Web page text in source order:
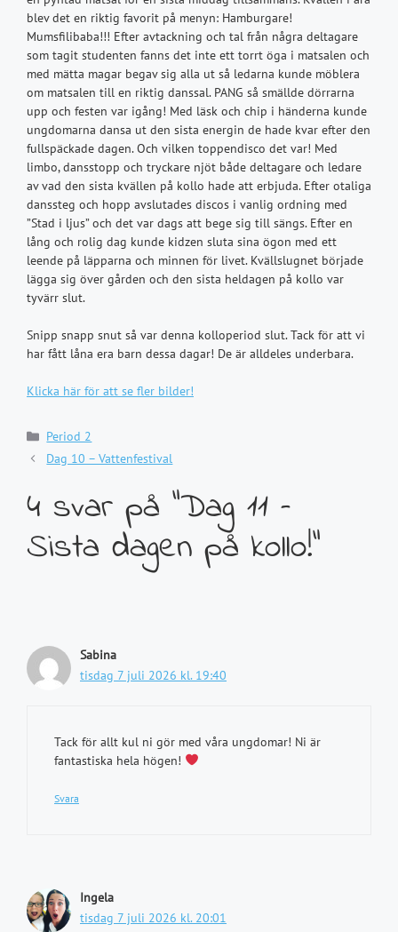
blev det en riktig favorit på menyn: Hamburgare!
Mumsfilibaba!!! Efter avtackning och tal från några deltagare
som tagit studenten fanns det inte ett torrt öga i matsalen och
med mätta magar begav sig alla ut så ledarna kunde möblera
om matsalen till en riktig danssal. PANG så smällde dörrarna
upp och festen var igång! Med läsk och chip i händerna kunde
ungdomarna dansa ut den sista energin de hade kvar efter den
fullspäckade dagen. Och vilken toppendisco det var! Med
limbo, dansstopp och tryckare njöt både deltagare och ledare
av vad den sista kvällen på kollo hade att erbjuda. Efter otaliga
danssteg och hopp avslutades discos i vanlig ordning med
”Stad i ljus” och det var dags att bege sig till sängs. Efter en
lång och rolig dag kunde kidzen sluta sina ögon med ett
leende på läpparna och minnen för livet. Kvällslugnet började
lägga sig över gården och den sista heldagen på kollo var
tyvärr slut.
Snipp snapp snut så var denna kolloperiod slut. Tack för att vi
har fått låna era barn dessa dagar! De är alldeles underbara.
Klicka här för att se fler bilder!
Kategorier
Period 2
Dag 10 – Vattenfestival
4 svar på ”Dag 11 –
Sista dagen på kollo!”
Sabina
tisdag 7 juli 2026 kl. 19:40
Tack för allt kul ni gör med våra ungdomar! Ni är
fantastiska hela högen!
Svara
Ingela
tisdag 7 juli 2026 kl. 20:01